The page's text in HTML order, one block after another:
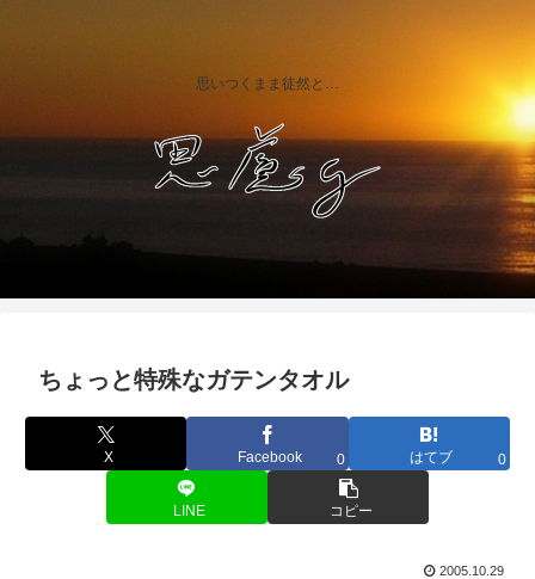
思いつくまま徒然と…
ちょっと特殊なガテンタオル
X Facebook 0 はてブ 0
LINE コピー
2005.10.29